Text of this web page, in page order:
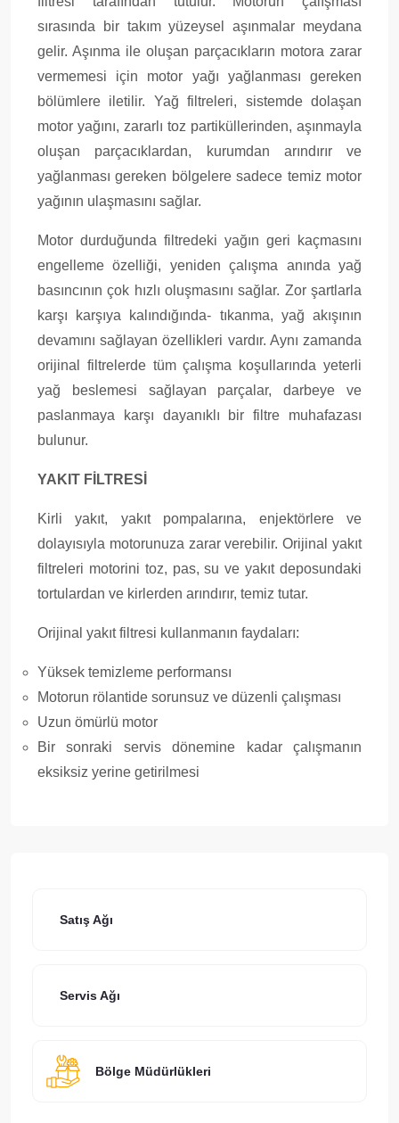
sırasında bir takım yüzeysel aşınmalar meydana
gelir. Aşınma ile oluşan parçacıkların motora zarar
vermemesi için motor yağı yağlanması gereken
bölümlere iletilir. Yağ filtreleri, sistemde dolaşan
motor yağını, zararlı toz partiküllerinden, aşınmayla
oluşan parçacıklardan, kurumdan arındırır ve
yağlanması gereken bölgelere sadece temiz motor
yağının ulaşmasını sağlar.
Motor durduğunda filtredeki yağın geri kaçmasını
engelleme özelliği, yeniden çalışma anında yağ
basıncının çok hızlı oluşmasını sağlar. Zor şartlarla
karşı karşıya kalındığında- tıkanma, yağ akışının
devamını sağlayan özellikleri vardır. Aynı zamanda
orijinal filtrelerde tüm çalışma koşullarında yeterli
yağ beslemesi sağlayan parçalar, darbeye ve
paslanmaya karşı dayanıklı bir filtre muhafazası
bulunur.
YAKIT FİLTRESİ
Kirli yakıt, yakıt pompalarına, enjektörlere ve
dolayısıyla motorunuza zarar verebilir. Orijinal yakıt
filtreleri motorini toz, pas, su ve yakıt deposundaki
tortulardan ve kirlerden arındırır, temiz tutar.
Orijinal yakıt filtresi kullanmanın faydaları:
Yüksek temizleme performansı
Motorun rölantide sorunsuz ve düzenli çalışması
Uzun ömürlü motor
Bir sonraki servis dönemine kadar çalışmanın
eksiksiz yerine getirilmesi
Satış Ağı
Servis Ağı
Bölge Müdürlükleri